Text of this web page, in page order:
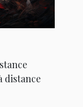
distance